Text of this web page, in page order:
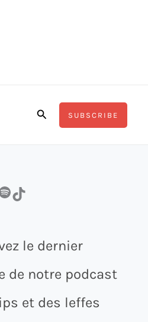
RechercherSUBSCRIBE
TikTok
le dernier
de notre podcast
et des leffes